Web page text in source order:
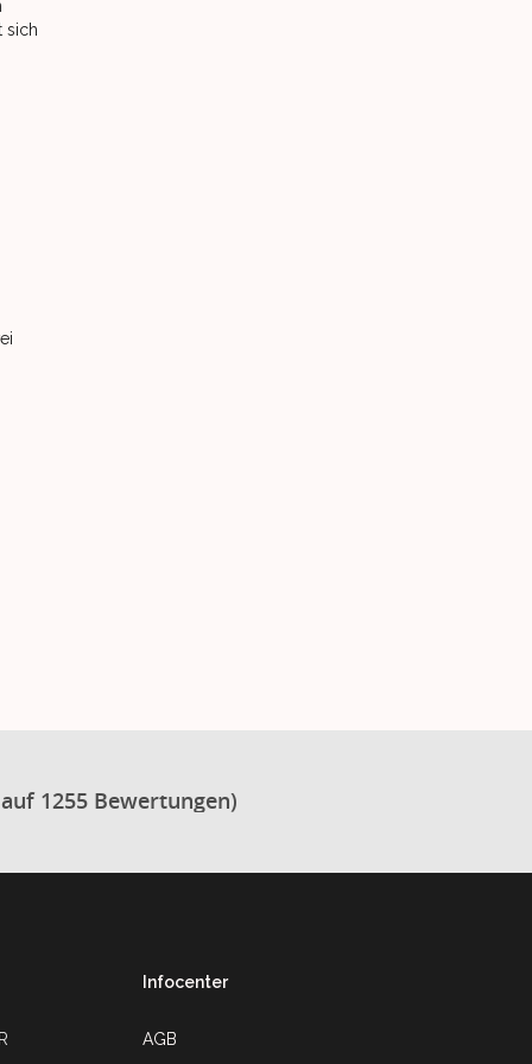
sich
1255 Bewertungen)
Infocenter
AGB